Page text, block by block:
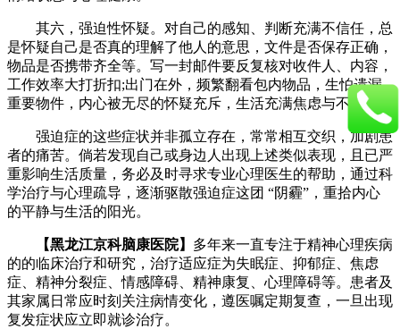
其六，强迫性怀疑。对自己的感知、判断充满不信任，总
是怀疑自己是否真的理解了他人的意思，文件是否保存正确，
物品是否携带齐全等。写一封邮件要反复核对收件人、内容，
工作效率大打折扣;出门在外，频繁翻看包内物品，生怕遗漏
重要物件，内心被无尽的怀疑充斥，生活充满焦虑与不安。
强迫症的这些症状并非孤立存在，常常相互交织，加剧患
者的痛苦。倘若发现自己或身边人出现上述类似表现，且已严
重影响生活质量，务必及时寻求专业心理医生的帮助，通过科
学治疗与心理疏导，逐渐驱散强迫症这团 “阴霾”，重拾内心
的平静与生活的阳光。
【黑龙江京科脑康医院】 多年来一直专注于精神心理疾病
的的临床治疗和研究，治疗适应症为失眠症、抑郁症、焦虑
症、精神分裂症、情感障碍、精神康复、心理障碍等。患者及
其家属日常应时刻关注病情变化，遵医嘱定期复查，一旦出现
复发症状应立即就诊治疗。